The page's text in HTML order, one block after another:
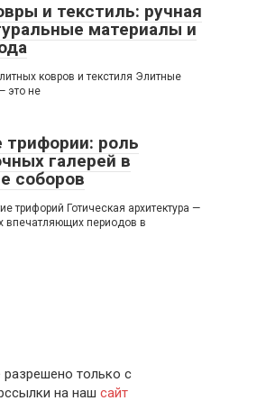
и текстиль: ручная
материалы и
ковров и текстиля Элитные
это не
трифории: роль
галерей в
соборов
трифорий Готическая архитектура —
впечатляющих периодов в
только с
на наш сайт